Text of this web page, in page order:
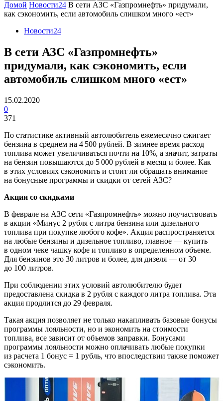
Домой Новости24 В сети АЗС «Газпромнефть» придумали,
как сэкономить, если автомобиль слишком много «ест»
Новости24
В сети АЗС «Газпромнефть»
придумали, как сэкономить, если
автомобиль слишком много «ест»
15.02.2020
0
371
По статистике активный автолюбитель ежемесячно сжигает
бензина в среднем на 4 500 рублей. В зимнее время расход
топлива может увеличиваться почти на 10%, а значит, затраты
на бензин повышаются до 5 000 рублей в месяц и более. Как
в этих условиях сэкономить и стоит ли обращать внимание
на бонусные программы и скидки от сетей АЗС?
Акции со скидками
В феврале на АЗС сети «Газпромнефть» можно поучаствовать
в акции «Минус 2 рубля с литра бензина или дизельного
топлива при покупке любого кофе». Акция распространяется
на любые бензины и дизельное топливо, главное — купить
в одном чеке чашку кофе и топливо в определенном объеме.
Для бензинов это 30 литров и более, для дизеля — от 30
до 100 литров.
При соблюдении этих условий автолюбителю будет
предоставлена скидка в 2 рубля с каждого литра топлива. Эта
акция продлится до 29 февраля.
Такая акция позволяет не только накапливать базовые бонусы
программы лояльности, но и экономить на стоимости
топлива, все зависит от объемов заправки. Бонусами
программы лояльности можно оплачивать любые покупки
из расчета 1 бонус = 1 рубль, что впоследствии также поможет
сэкономить.